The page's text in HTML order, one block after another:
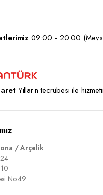
09:00 - 20:00
Yılların tecrübesi ile
/ Arçelik
No:49